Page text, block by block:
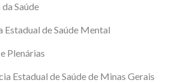
Saúde
Estadual de Saúde Mental
Plenárias
Estadual de Saúde de Minas Gerais